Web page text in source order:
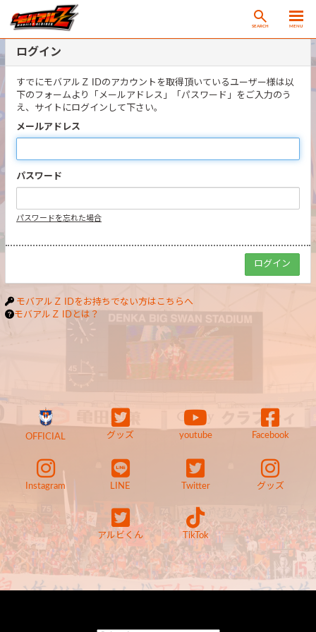
SEARCH MENU
ログイン
すでにモバアルＺ IDのアカウントを取得頂いているユーザー様は以
下のフォームより「メールアドレス」「パスワード」をご入力のう
え、サイトにログインして下さい。
メールアドレス
パスワード
パスワードを忘れた場合
モバアルＺ IDをお持ちでない方はこちらへ
モバアルＺ IDとは？
OFFICIAL グッズ youtube Facebook
Instagram LINE Twitter グッズ
アルビくん TikTok